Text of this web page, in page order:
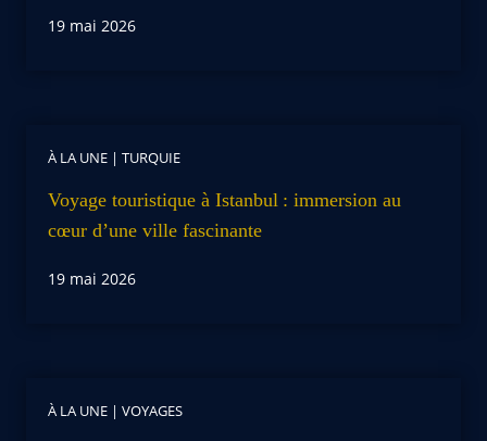
19 mai 2026
À LA UNE | TURQUIE
Voyage touristique à Istanbul : immersion au
cœur d’une ville fascinante
19 mai 2026
À LA UNE | VOYAGES